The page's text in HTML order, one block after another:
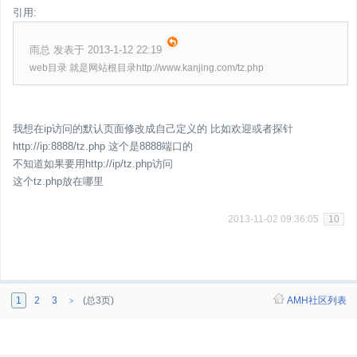
引用:
雨总 发表于 2013-1-12 22:19
web目录 就是网站根目录http://www.kanjing.com/tz.php
我想在ip访问的默认页面修改成自己定义的 比如欢迎或者探针
http://ip:8888/tz.php 这个是8888端口的
不知道如果要用http://ip/tz.php访问
这个tz.php放在哪里
2013-11-02 09:36:05 10
1 2 3 > (总3页) AMH社区列表